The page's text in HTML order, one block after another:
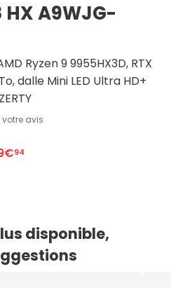
HX A9WJG-
Ryzen 9 9955HX3D, RTX
dalle Mini LED Ultra HD+
avis
94
disponible,